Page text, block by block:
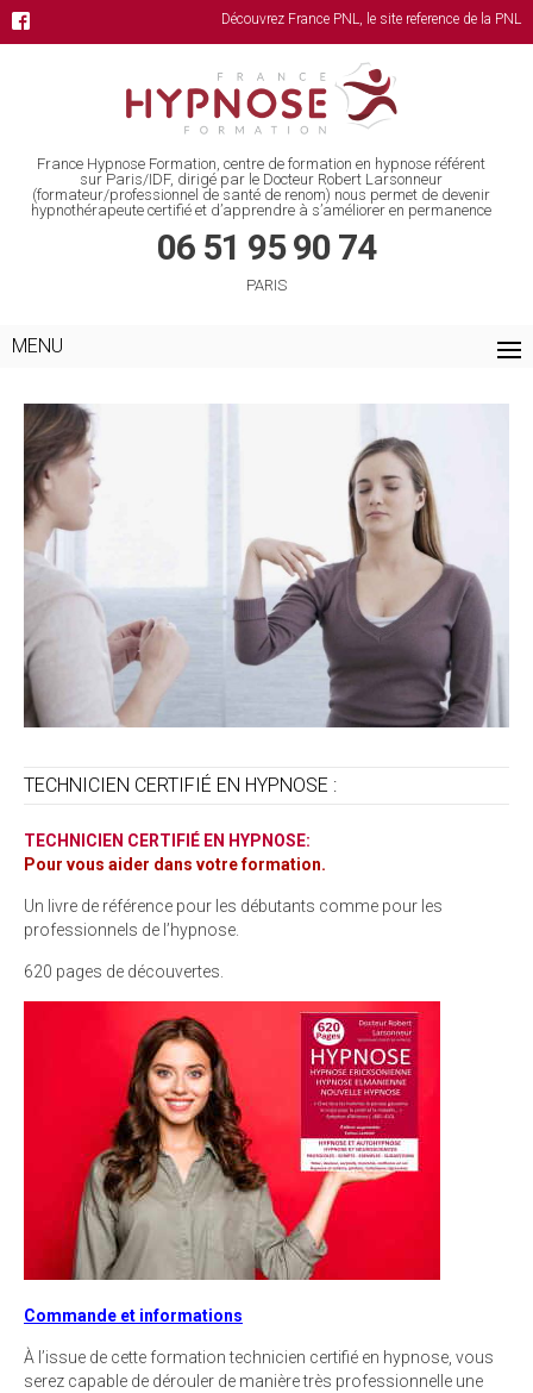
Découvrez France PNL, le site reference de la PNL
France Hypnose Formation, centre de formation en hypnose référent
sur Paris/IDF, dirigé par le Docteur Robert Larsonneur
(formateur/professionnel de santé de renom) nous permet de devenir
hypnothérapeute certifié et d’apprendre à s’améliorer en permanence
06 51 95 90 74
PARIS
MENU
TECHNICIEN CERTIFIÉ EN HYPNOSE :
TECHNICIEN CERTIFIÉ EN HYPNOSE:
Pour vous aider dans votre formation.
Un livre de référence pour les débutants comme pour les
professionnels de l’hypnose.
620 pages de découvertes.
Commande et informations
À l’issue de cette formation technicien certifié en hypnose, vous
serez capable de dérouler de manière très professionnelle une